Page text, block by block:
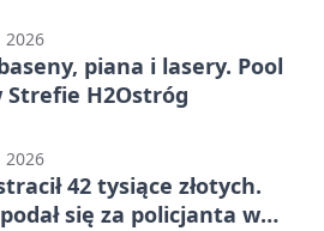
piana i lasery. Pool
Strefie H2Ostróg
2026
42 tysiące złotych.
się za policjanta w